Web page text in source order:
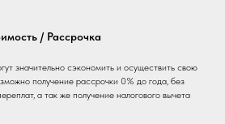
/ Рассрочка
значительно сэкономить и осуществить свою
получение рассрочки 0% до года, без
а так же получение налогового вычета